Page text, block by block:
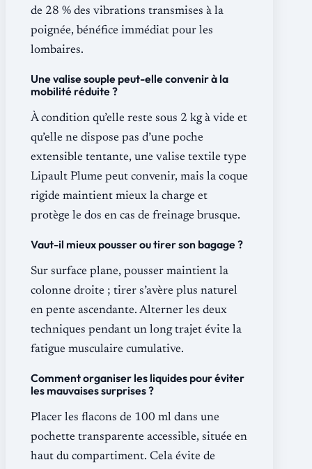
de 28 % des vibrations transmises à la
poignée, bénéfice immédiat pour les
lombaires.
Une valise souple peut-elle convenir à la
mobilité réduite ?
À condition qu’elle reste sous 2 kg à vide et
qu’elle ne dispose pas d’une poche
extensible tentante, une valise textile type
Lipault Plume peut convenir, mais la coque
rigide maintient mieux la charge et
protège le dos en cas de freinage brusque.
Vaut-il mieux pousser ou tirer son bagage ?
Sur surface plane, pousser maintient la
colonne droite ; tirer s’avère plus naturel
en pente ascendante. Alterner les deux
techniques pendant un long trajet évite la
fatigue musculaire cumulative.
Comment organiser les liquides pour éviter
les mauvaises surprises ?
Placer les flacons de 100 ml dans une
pochette transparente accessible, située en
haut du compartiment. Cela évite de